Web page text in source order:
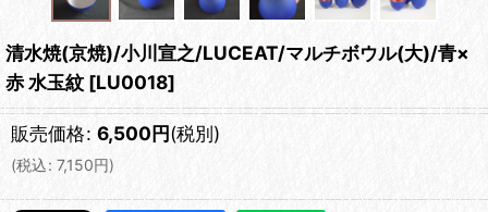
清水焼(京焼)/小川宣之/LUCEAT/マルチボウル(大)/青×
赤 水玉紋 [LU0018]
販売価格: 6,500円(税別)
(税込: 7,150円)